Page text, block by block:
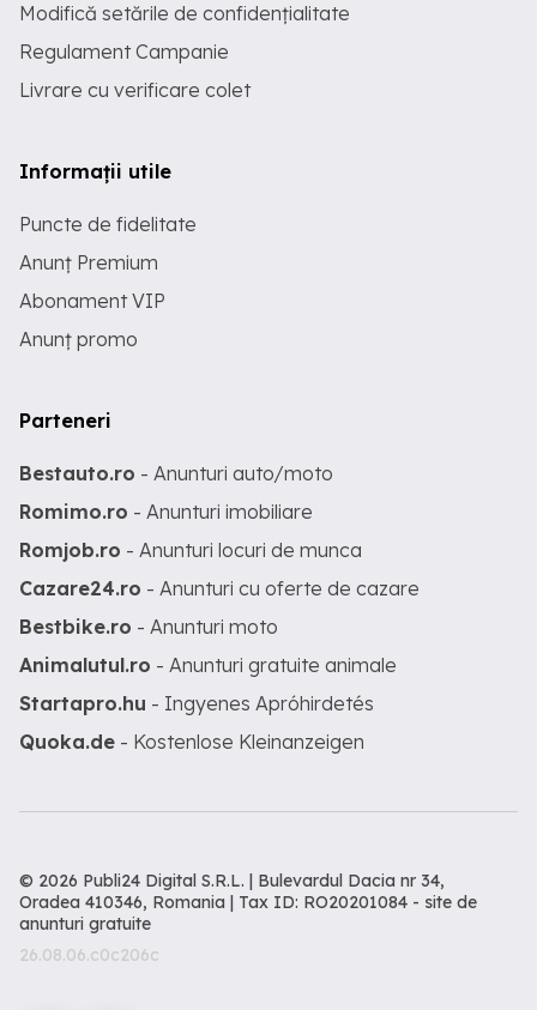
Modifică setările de confidențialitate
Regulament Campanie
Livrare cu verificare colet
Informații utile
Puncte de fidelitate
Anunț Premium
Abonament VIP
Anunț promo
Parteneri
Bestauto.ro - Anunturi auto/moto
Romimo.ro - Anunturi imobiliare
Romjob.ro - Anunturi locuri de munca
Cazare24.ro - Anunturi cu oferte de cazare
Bestbike.ro - Anunturi moto
Animalutul.ro - Anunturi gratuite animale
Startapro.hu - Ingyenes Apróhirdetés
Quoka.de - Kostenlose Kleinanzeigen
© 2026 Publi24 Digital S.R.L. | Bulevardul Dacia nr 34,
Oradea 410346, Romania | Tax ID: RO20201084 - site de
anunturi gratuite
26.08.06.c0c206c